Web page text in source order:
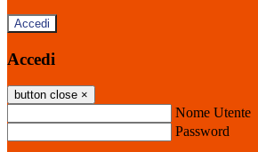
Accedi
Accedi
button close ×
Nome Utente
Password